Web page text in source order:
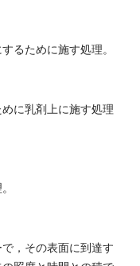
るために施す処理。
に乳剤上に施す処理
，その表面に到達す